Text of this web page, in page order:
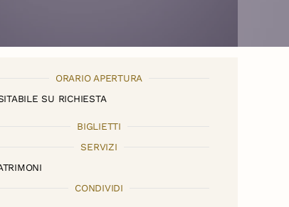
ORARIO APERTURA
SU RICHIESTA
BIGLIETTI
SERVIZI
CONDIVIDI